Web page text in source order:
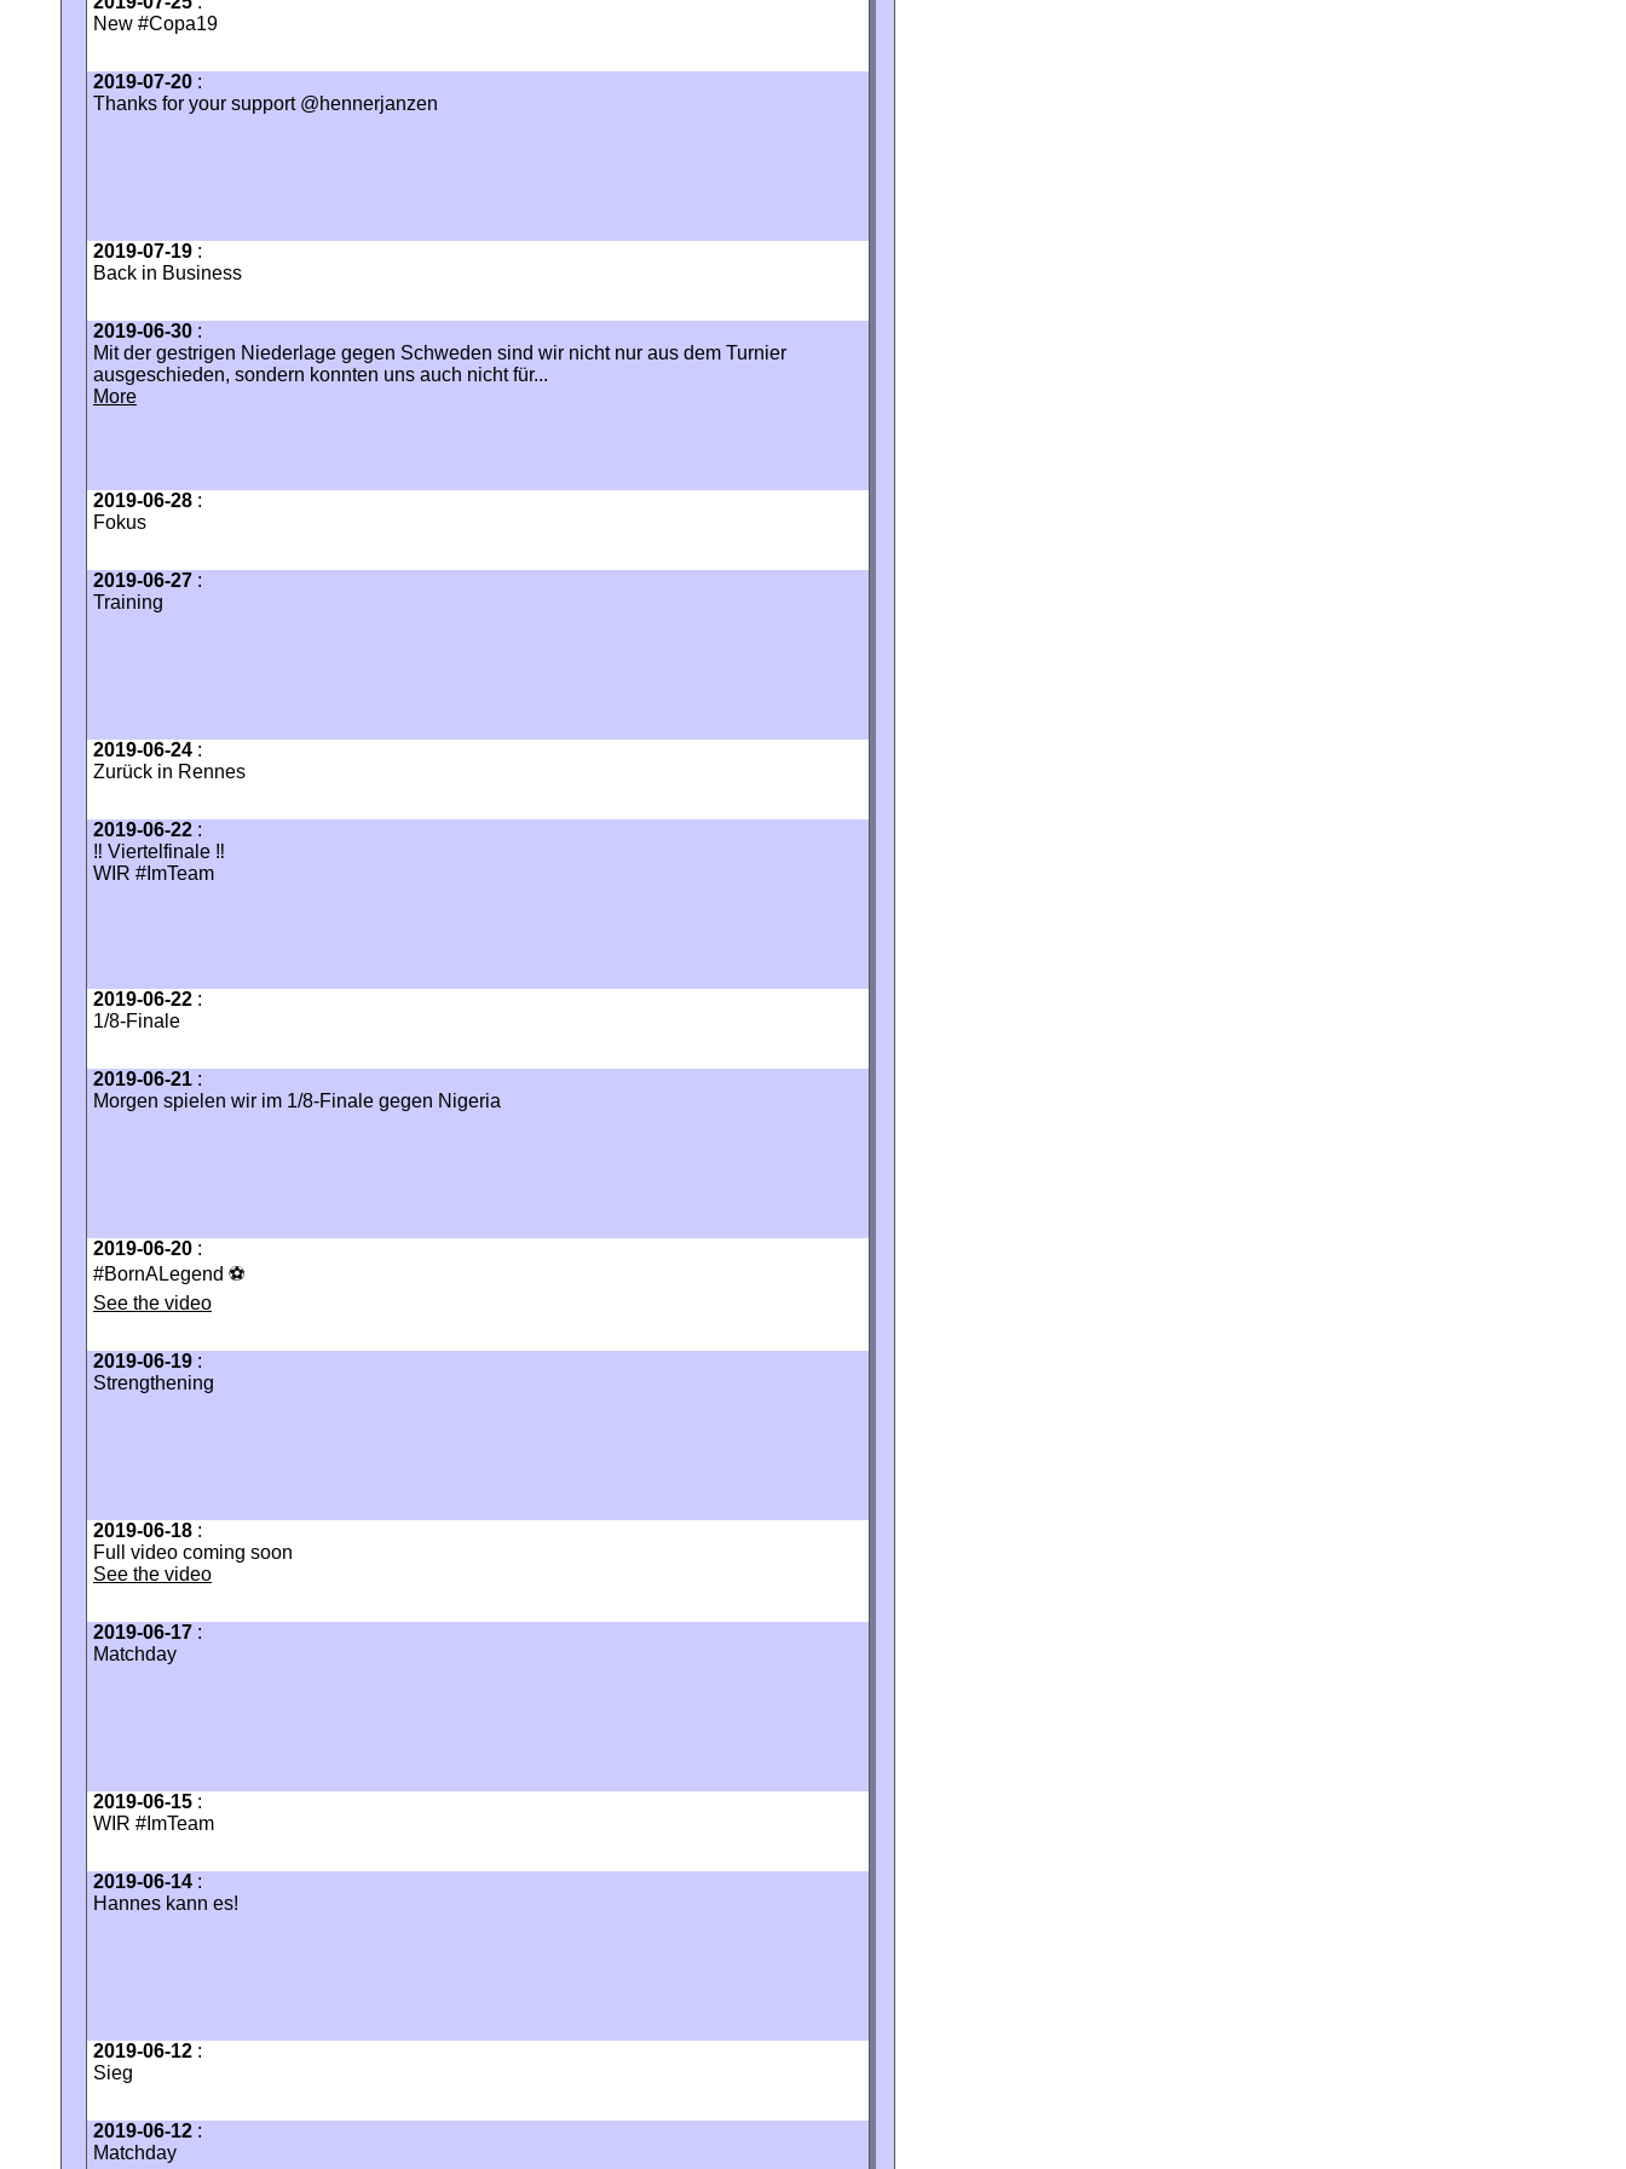
New #Copa19
2019-07-20 :
Thanks for your support @hennerjanzen
2019-07-19 :
Back in Business
2019-06-30 :
Mit der gestrigen Niederlage gegen Schweden sind wir nicht nur aus dem Turnier
ausgeschieden, sondern konnten uns auch nicht für...
More
2019-06-28 :
Fokus
2019-06-27 :
Training
2019-06-24 :
Zurück in Rennes
2019-06-22 :
‼ Viertelfinale ‼
WIR #ImTeam
2019-06-22 :
1/8-Finale
2019-06-21 :
Morgen spielen wir im 1/8-Finale gegen Nigeria
2019-06-20 :
#BornALegend ⚽️
See the video
2019-06-19 :
Strengthening
2019-06-18 :
Full video coming soon
See the video
2019-06-17 :
Matchday
2019-06-15 :
WIR #ImTeam
2019-06-14 :
Hannes kann es!
2019-06-12 :
Sieg
2019-06-12 :
Matchday